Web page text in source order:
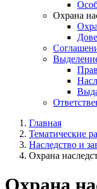
Охрана
Главная
Тематические
Наследство и
Охрана